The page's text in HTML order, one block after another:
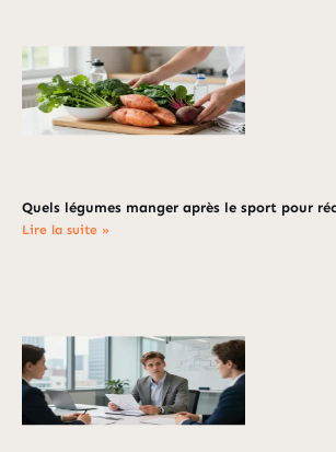
Quels légumes manger après le sport pour
Lire la suite »